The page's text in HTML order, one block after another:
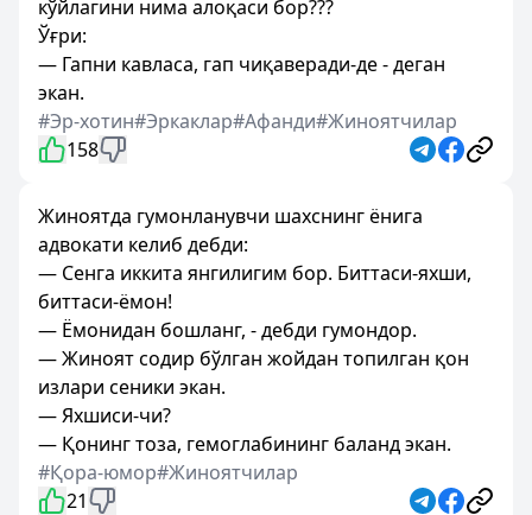
кўйлагини нима алоқаси бор???
Ўғри:
— Гапни кавласа, гап чиқаверади-де - деган
экан.
#Эр-хотин#Эркаклар#Афанди#Жиноятчилар
158
Жиноятда гумонланувчи шахснинг ёнига
адвокати келиб дебди:
— Сенга иккита янгилигим бор. Биттаси-яхши,
биттаси-ёмон!
— Ёмонидан бошланг, - дебди гумондор.
— Жиноят содир бўлган жойдан топилган қон
излари сеники экан.
— Яхшиси-чи?
— Қонинг тоза, гемоглабининг баланд экан.
#Қора-юмор#Жиноятчилар
21